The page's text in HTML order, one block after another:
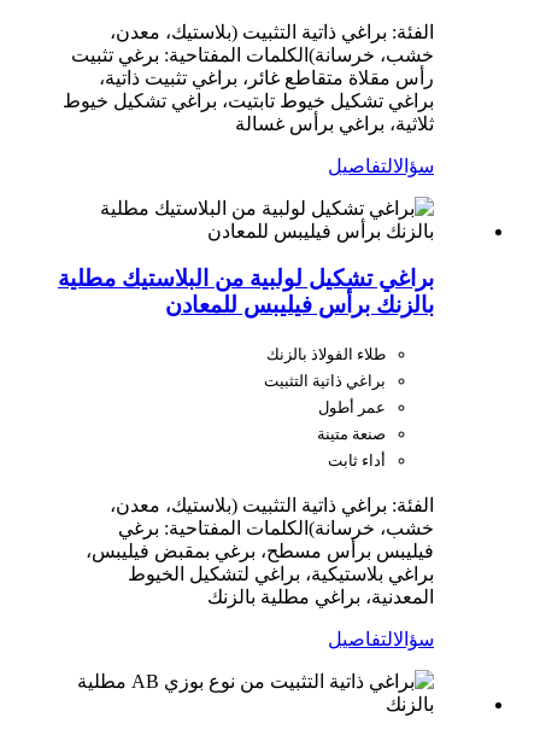
الفئة: براغي ذاتية التثبيت (بلاستيك، معدن،
خشب، خرسانة) الكلمات المفتاحية: برغي تثبيت
رأس مقلاة متقاطع غائر، براغي تثبيت ذاتية،
براغي تشكيل خيوط تابتيت، براغي تشكيل خيوط
ثلاثية، براغي برأس غسالة
سؤالالتفاصيل
براغي تشكيل لولبية من البلاستيك مطلية
بالزنك برأس فيليبس للمعادن
طلاء الفولاذ بالزنك
براغي ذاتية التثبيت
عمر أطول
صنعة متينة
أداء ثابت
الفئة: براغي ذاتية التثبيت (بلاستيك، معدن،
خشب، خرسانة) الكلمات المفتاحية: برغي
فيليبس برأس مسطح، برغي بمقبض فيليبس،
براغي بلاستيكية، براغي لتشكيل الخيوط
المعدنية، براغي مطلية بالزنك
سؤالالتفاصيل